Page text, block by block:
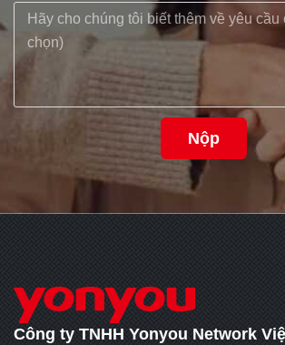
Nộp
Công ty TNHH Yonyou Network